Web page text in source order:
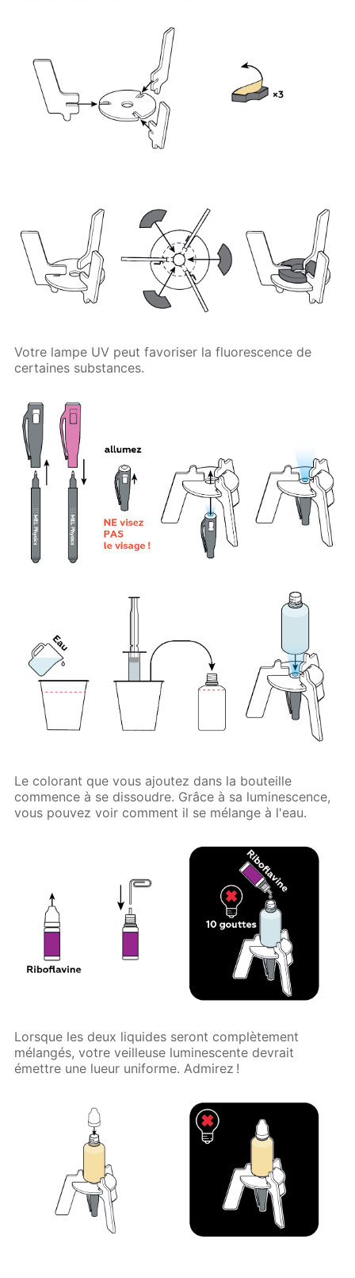
Votre lampe UV peut favoriser la fluorescence de
certaines substances.
Le colorant que vous ajoutez dans la bouteille
commence à se dissoudre. Grâce à sa luminescence,
vous pouvez voir comment il se mélange à l'eau.
Lorsque les deux liquides seront complètement
mélangés, votre veilleuse luminescente devrait
émettre une lueur uniforme. Admirez !